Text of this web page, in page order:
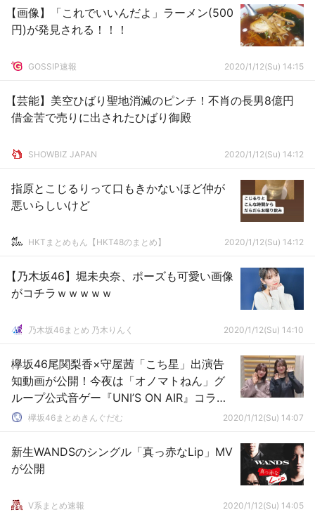
【画像】「これでいいんだよ」ラーメン(500
円)が発見される！！！
GOSSIP速報 2020/1/12(Su) 14:15
【芸能】美空ひばり聖地消滅のピンチ！不肖の長男8億円
借金苦で売りに出されたひばり御殿
SHOWBIZ JAPAN 2020/1/12(Su) 14:12
指原とこじるりって口もきかないほど仲が
悪いらしいけど
HKTまとめもん【HKT48のまとめ】 2020/1/12(Su) 14:12
【乃木坂46】堀未央奈、ポーズも可愛い画像
がコチラｗｗｗｗｗ
乃木坂46まとめ 乃木りんく 2020/1/12(Su) 14:10
欅坂46尾関梨香×守屋茜「こち星」出演告
知動画が公開！今夜は「オノマトねん」グ
ループ公式音ゲー『UNI’S ON AIR』コラボ
企画「欅メモリーソングリクエスト」をお
欅坂46まとめきんぐだむ 2020/1/12(Su) 14:07
新生WANDSのシングル「真っ赤なLip」MV
が公開
V系まとめ速報 2020/1/12(Su) 14:05